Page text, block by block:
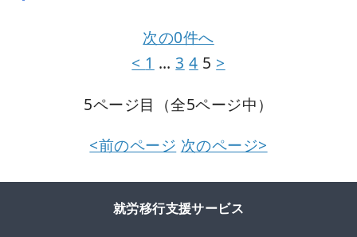
次の0件へ
< 1 … 3 4 5 >
5ページ目（全5ページ中）
<前のページ 次のページ>
就労移行支援サービス